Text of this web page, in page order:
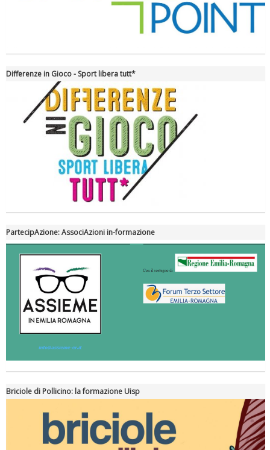
Tiziano Pesce nel Cda di Fondazione Terzjus: prima riunione a
Differenze in Gioco - Sport libera tutt*
PartecipAzione: AssociAzioni in-formazione
Briciole di Pollicino: la formazione Uisp